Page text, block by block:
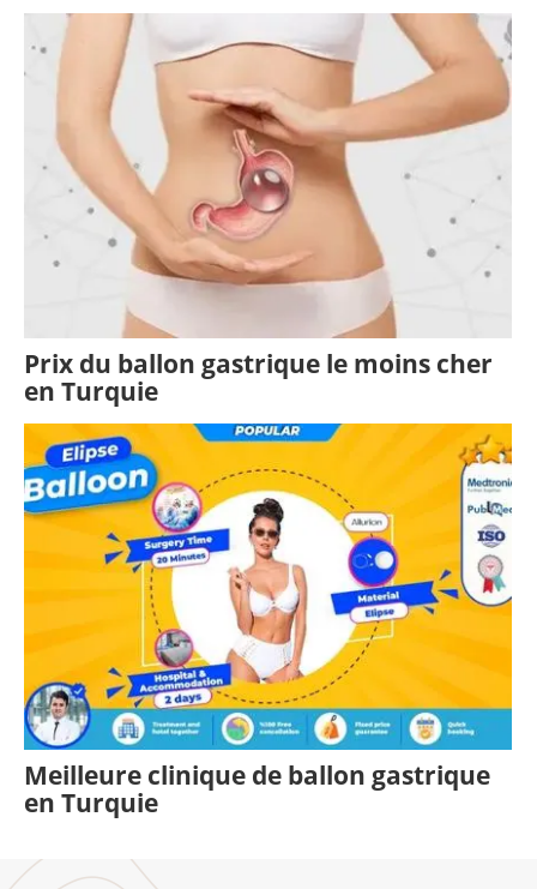
Prix du ballon gastrique le moins cher
en Turquie
Meilleure clinique de ballon gastrique
en Turquie